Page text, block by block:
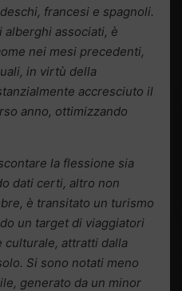
francesi e spagnoli.
alberghi associati, è
nei mesi precedenti,
in virtù della
accresciuto il
anno, ottimizzando
la flessione sia
dati certi, altro non
è transitato un turismo
un target di viaggiatori
attratti dalla
Si sono notati meno
generato da un minor